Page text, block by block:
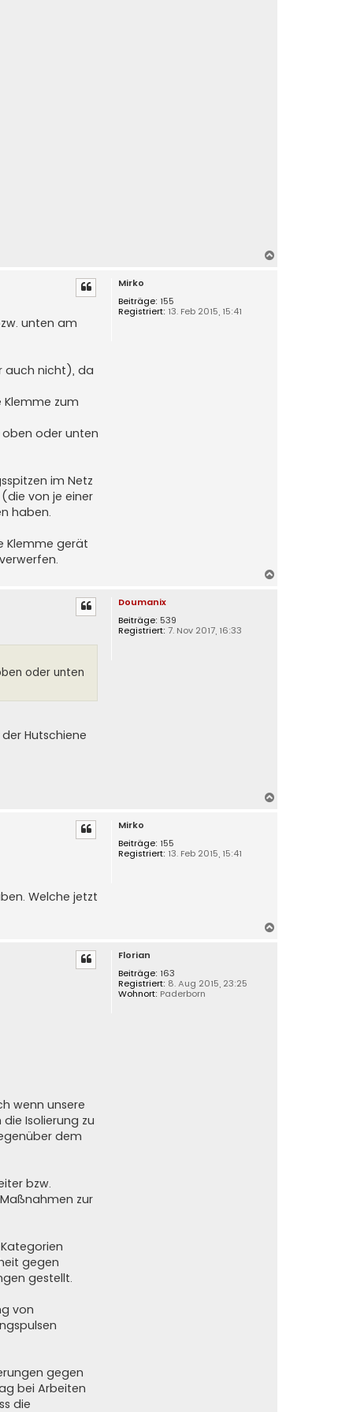
Mirko
Beiträge: 155
Registriert: 13. Feb 2015, 15:41
unten am
auch nicht), da
zum
oben oder unten
im Netz
von je einer
haben.
Klemme gerät
Doumanix
Beiträge: 539
Registriert: 7. Nov 2017, 16:33
oder unten
Hutschiene
Mirko
Beiträge: 155
Registriert: 13. Feb 2015, 15:41
Welche jetzt
Florian
Beiträge: 163
Registriert: 8. Aug 2015, 23:25
Wohnort: Paderborn
wenn unsere
Isolierung zu
dem
bzw.
zur
gegen
gestellt.
von
gegen
bei Arbeiten
die